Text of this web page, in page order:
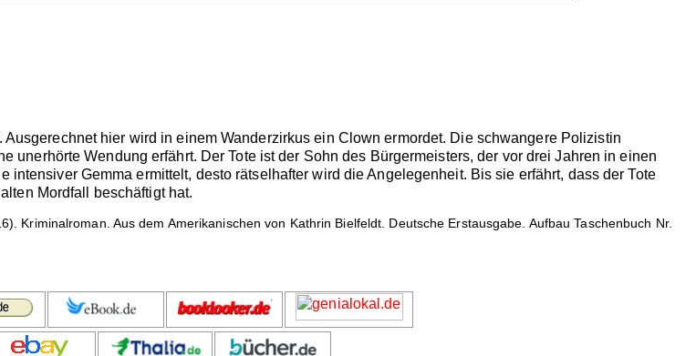
hier wird in einem Wanderzirkus ein Clown ermordet. Die schwangere Polizistin
unerhörte Wendung erfährt. Der Tote ist der Sohn des Bürgermeisters, der vor drei Jahren in einen
intensiver Gemma ermittelt, desto rätselhafter wird die Angelegenheit. Bis sie erfährt, dass der Tote
Mordfall beschäftigt hat.
Kriminalroman. Aus dem Amerikanischen von Kathrin Bielfeldt. Deutsche Erstausgabe. Aufbau Taschenbuch Nr.